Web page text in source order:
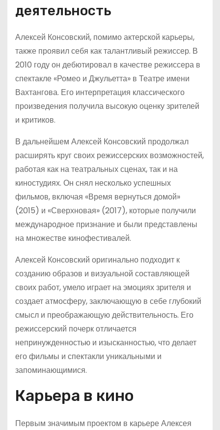
деятельность
Алексей Консовский, помимо актерской карьеры,
также проявил себя как талантливый режиссер. В
2010 году он дебютировал в качестве режиссера в
спектакле «Ромео и Джульетта» в Театре имени
Вахтангова. Его интерпретация классического
произведения получила высокую оценку зрителей
и критиков.
В дальнейшем Алексей Консовский продолжал
расширять круг своих режиссерских возможностей,
работая как на театральных сценах, так и на
киностудиях. Он снял несколько успешных
фильмов, включая «Время вернуться домой»
(2015) и «Сверхновая» (2017), которые получили
международное признание и были представлены
на множестве кинофестивалей.
Алексей Консовский оригинально подходит к
созданию образов и визуальной составляющей
своих работ, умело играет на эмоциях зрителя и
создает атмосферу, заключающую в себе глубокий
смысл и преображающую действительность. Его
режиссерский почерк отличается
непринужденностью и изысканностью, что делает
его фильмы и спектакли уникальными и
запоминающимися.
Карьера в кино
Первым значимым проектом в карьере Алексея